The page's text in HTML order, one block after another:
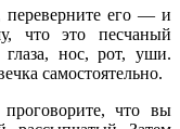
переверните его — и
что это песчаный
глаза, нос, рот, уши.
самостоятельно.
что вы